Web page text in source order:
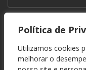
Política de
Utilizamos cookies
melhorar o